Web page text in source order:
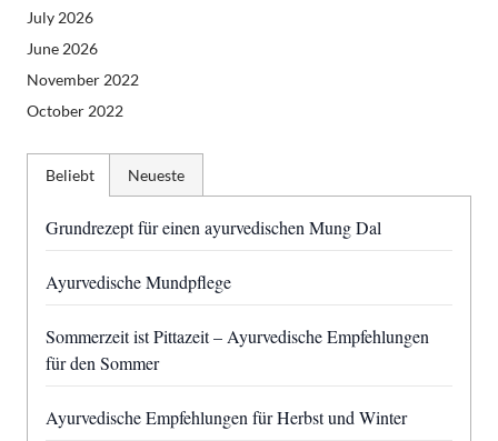
July 2026
June 2026
November 2022
October 2022
Beliebt
Grundrezept für einen ayurvedischen Mung Dal
Ayurvedische Mundpflege
Sommerzeit ist Pittazeit – Ayurvedische Empfehlungen
für den Sommer
Ayurvedische Empfehlungen für Herbst und Winter
Neueste